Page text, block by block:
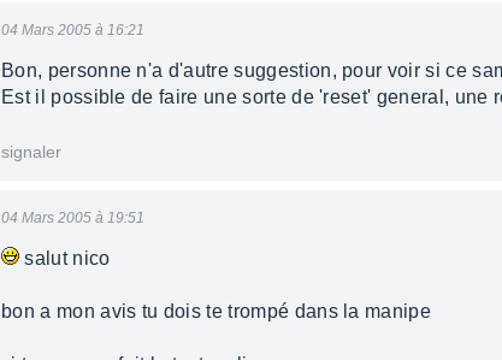
04 Mars 2005 à 16:21
Bon, personne n'a d'autre suggestion, pour voir si ce
Est il possible de faire une sorte de 'reset' general, une
signaler
04 Mars 2005 à 19:51
salut nico
bon a mon avis tu dois te trompé dans la manipe